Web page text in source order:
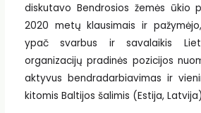
diskutavo Bendrosios žemės ūkio
2020 metų klausimais ir
ypač svarbus ir savalaikis
organizacijų pradinės pozicijos
aktyvus bendradarbiavimas ir
kitomis Baltijos šalimis (Estija,